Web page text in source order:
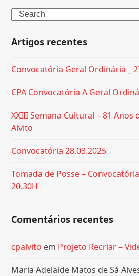
Search
Artigos recentes
Convocatória Geral Ordinária _
CPA Convocatória A Geral
XXIII Semana Cultural – 81 Anos
Alvito
Convocatória 28.03.2025
Tomada de Posse –
20.30H
Comentários recentes
cpalvito em Projeto Recriar –
Maria Adelaide Matos de Sá